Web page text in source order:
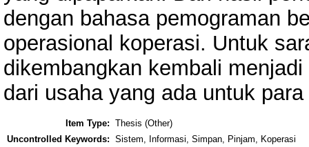
dengan bahasa pemograman
operasional koperasi. Untuk
dikembangkan kembali
dari usaha yang ada untuk
Item Type: Thesis (Other)
Uncontrolled Keywords: Sistem, Informasi, Simpan, Pinjam, Koperasi